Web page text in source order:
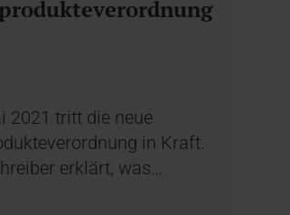
2021 tritt die neue
in Kraft.
erklärt, was…